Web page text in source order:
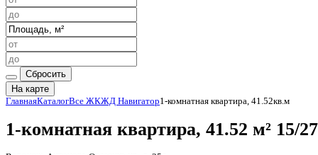
Сбросить
На карте